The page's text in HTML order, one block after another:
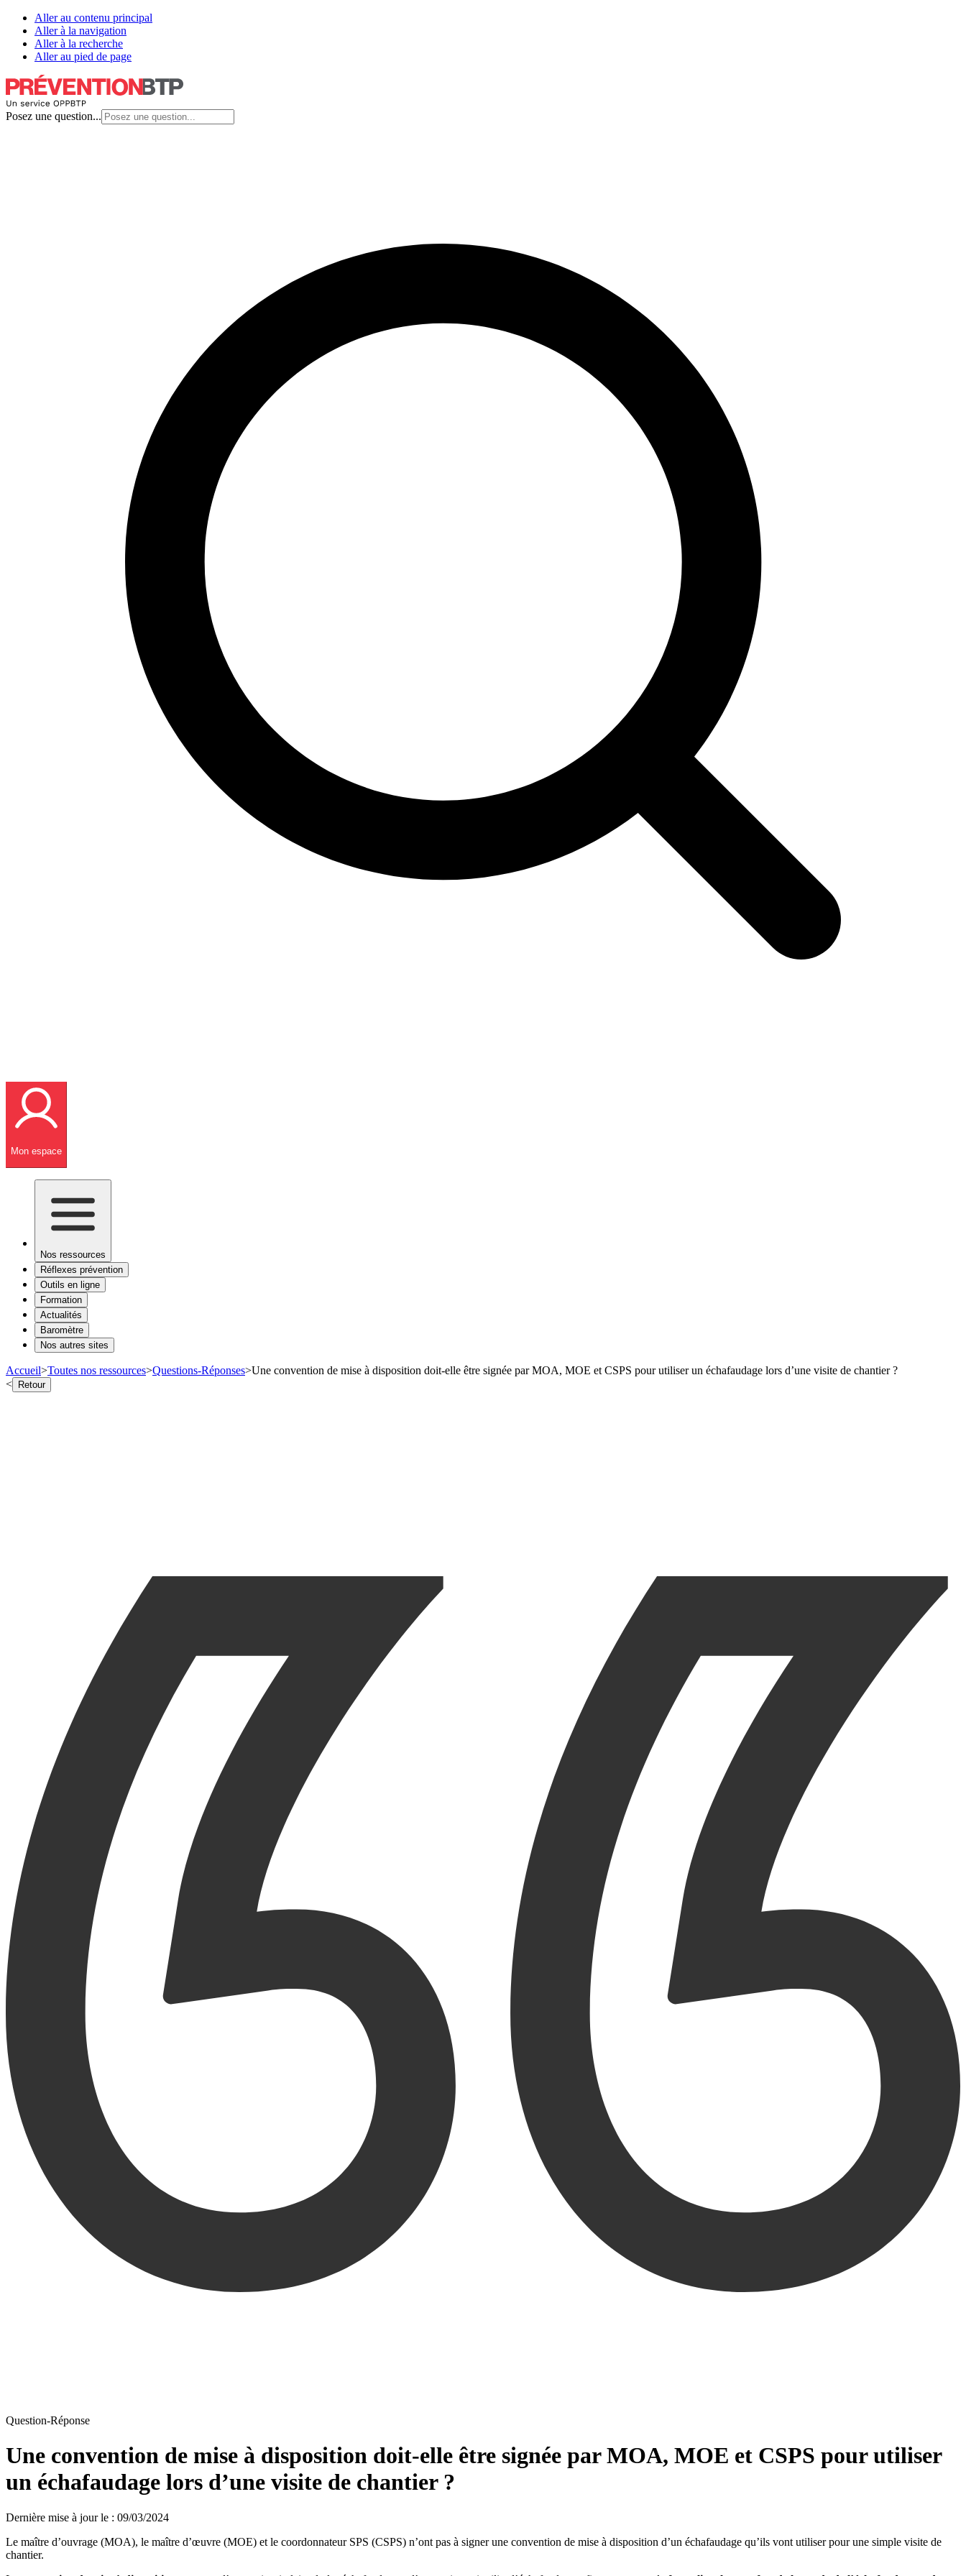
Aller au contenu principal
Aller à la navigation
Aller à la recherche
Aller au pied de page
Posez une question...
Mon espace
Nos ressources
Réflexes prévention
Outils en ligne
Formation
Actualités
Baromètre
Nos autres sites
Accueil>Toutes nos ressources>Questions-Réponses>Une convention de mise à disposition doit-elle être signée par MOA, MOE et CSPS pour utiliser un échafaudage lors d’une visite de chantier ?
< Retour
Question-Réponse
Une convention de mise à disposition doit-elle être signée par MOA, MOE et CSPS pour utiliser
un échafaudage lors d’une visite de chantier ?
Dernière mise à jour le : 09/03/2024
Le maître d’ouvrage (MOA), le maître d’œuvre (MOE) et le coordonnateur SPS (CSPS) n’ont pas à signer une convention de mise à disposition d’un échafaudage qu’ils vont utiliser pour une simple visite de
chantier.